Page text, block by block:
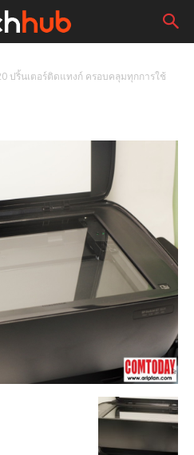
ปริ้นเตอร์ติดแทงก์ ครอบคลุมทุกการใช้